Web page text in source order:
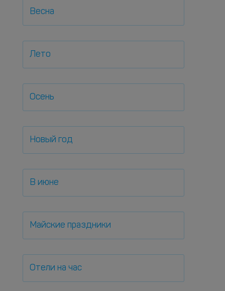
Весна
Лето
Осень
Новый год
В июне
Майские праздники
Отели на час